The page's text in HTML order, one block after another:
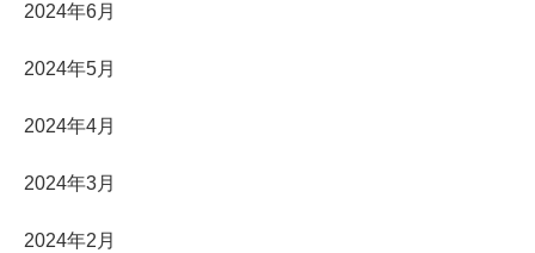
2024年6月
2024年5月
2024年4月
2024年3月
2024年2月